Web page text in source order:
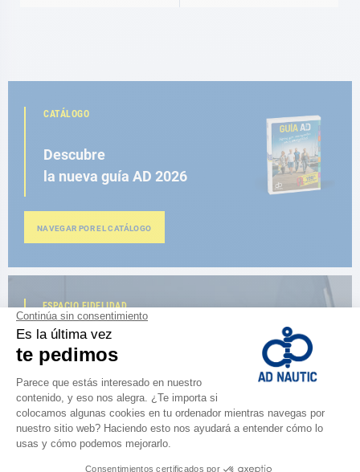
CATÁLOGO
Descubre
la nueva guía AD 2026
NAVEGAR POR EL CATÁLOGO
ESPACIO FIDELIDAD
¿Eres apasionado?
Benefíciate de ventajas exclusivas
AD FIDELITY